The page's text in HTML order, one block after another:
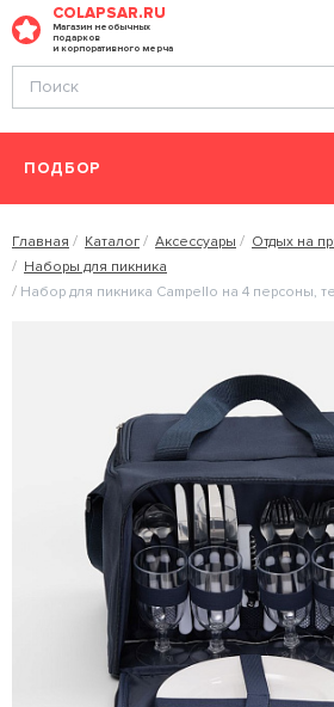
COLAPSAR.RU
Магазин необычных
подарков
и корпоративного мерча
ПОДБОР
Главная Каталог Аксессуары
Отдых на
Наборы для пикника
Набор для пикника Campello на 4 персоны,